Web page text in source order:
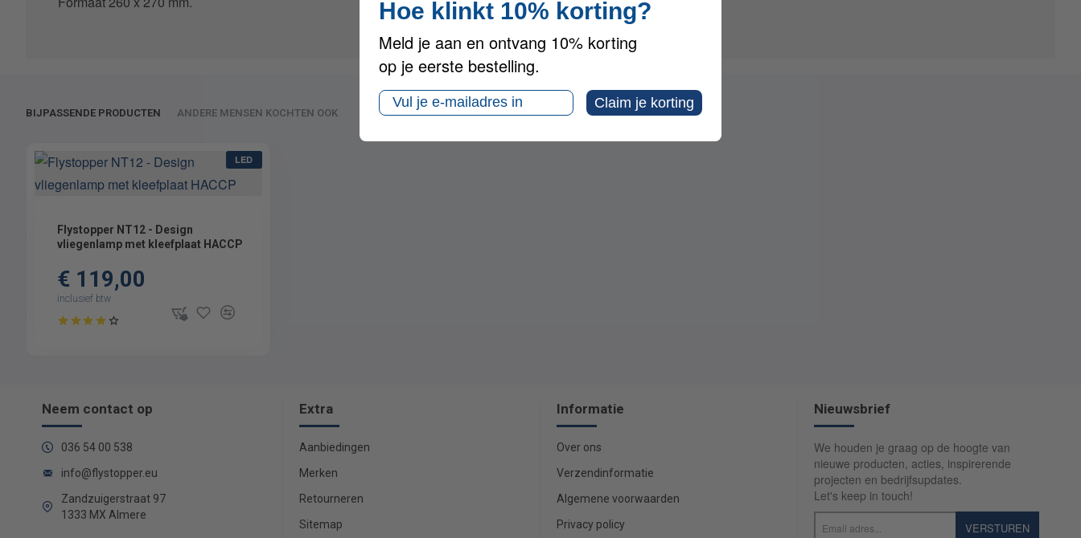
BIJPASSENDE PRODUCTEN ANDERE MENSEN KOCHTEN OOK
LED
Flystopper NT12 - Design
vliegenlamp met kleefplaat HACCP
€ 119,00
inclusief btw
Neem contact op
036 54 00 538
info@flystopper.eu
Zandzuigerstraat 97
1333 MX Almere
Extra
Aanbiedingen
Merken
Retourneren
Sitemap
Informatie
Over ons
Verzendinformatie
Algemene voorwaarden
Privacy policy
Nieuwsbrief
We houden je graag op de hoogte van
nieuwe producten, acties, inspirerende
projecten en bedrijfsupdates.
Let's keep in touch!
adres...
VERSTUREN
Hoe klinkt 10% korting?
Meld je aan en ontvang 10% korting
op je eerste bestelling.
Email Claim je korting